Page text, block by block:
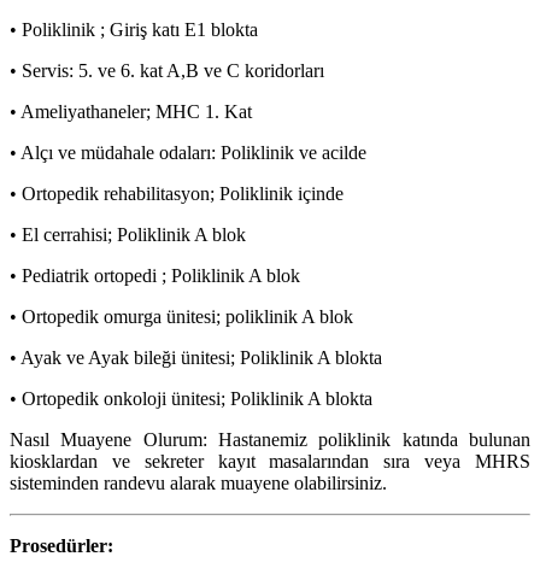
• Poliklinik ; Giriş katı E1 blokta
• Servis: 5. ve 6. kat A,B ve C koridorları
• Ameliyathaneler; MHC 1. Kat
• Alçı ve müdahale odaları: Poliklinik ve acilde
• Ortopedik rehabilitasyon; Poliklinik içinde
• El cerrahisi; Poliklinik A blok
• Pediatrik ortopedi ; Poliklinik A blok
• Ortopedik omurga ünitesi; poliklinik A blok
• Ayak ve Ayak bileği ünitesi; Poliklinik A blokta
• Ortopedik onkoloji ünitesi; Poliklinik A blokta
Nasıl Muayene Olurum: Hastanemiz poliklinik katında bulunan
kiosklardan ve sekreter kayıt masalarından sıra veya MHRS
sisteminden randevu alarak muayene olabilirsiniz.
Prosedürler: